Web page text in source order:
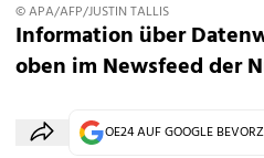
© APA/AFP/JUSTIN TALLIS
Information über
oben im Newsfeed der
OE24 AUF GOOGLE